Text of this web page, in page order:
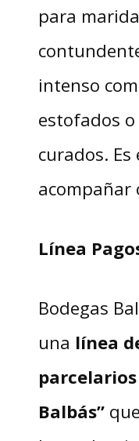
para
intenso
estofados
curados.
acompañar
Línea
Bodegas
una línea
parcelarios
Balbás”